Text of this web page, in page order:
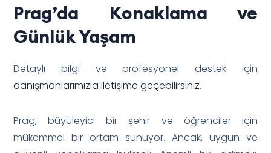
Prag’da Konaklama ve
Günlük Yaşam
Detaylı bilgi ve profesyonel destek için
danışmanlarımızla iletişime geçebilirsiniz.
Prag, büyüleyici bir şehir ve öğrenciler için
mükemmel bir ortam sunuyor. Ancak, uygun ve